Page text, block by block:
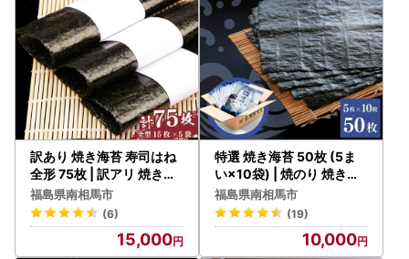
【 オンラインワンストップ申請をご利用の皆様へ】
・当庁では、寄付者様向け寄付管理サイトの「自治体マイペ
ージ」にて、オンラインワンストップ申請の対応自治体とな
っています。※自治体マイページに登録していない方は、初
回アカウントの発行をお願いします。（5分ほどで完了しま
す）
https://mypg.jp/
訳あり 焼き海苔 寿司はね
全形 75枚 | 訳アリ 焼きの
り 焼のり
福島県南相馬市
(6)
15,000
特選 焼き海苔 50枚 (5ま
い×10袋) | 焼のり 焼きの
り
福島県南相馬市
(19)
10,000